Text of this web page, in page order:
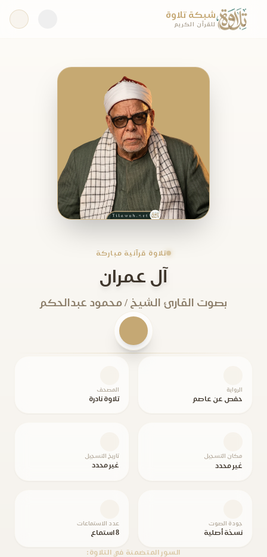
شبكة تلاوة
للقرآن الكريم
تلاوة قرآنية مباركة
آل عمران
بصوت القارئ الشيخ / محمود عبدالحكم
الرواية
حفص عن عاصم
المصحف
تلاوة نادرة
مكان التسجيل
غير محدد
تاريخ التسجيل
غير محدد
جودة الصوت
نسخة أصلية
عدد الاستماعات
8 استماع
السور المتضمنة في التلاوة: